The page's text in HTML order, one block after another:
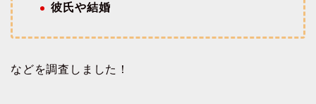
彼氏や結婚
などを調査しました！